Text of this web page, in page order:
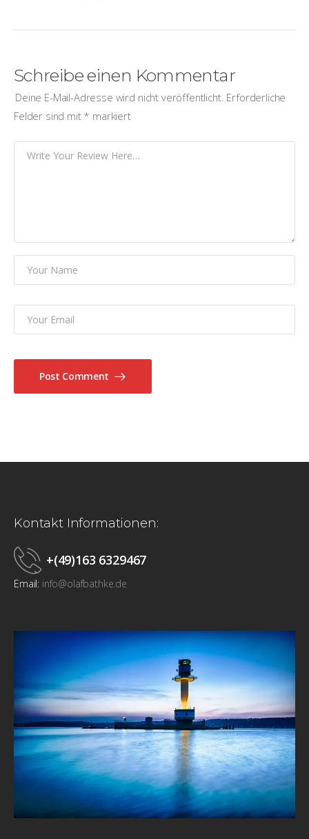
Schreibe einen Kommentar
Deine E-Mail-Adresse wird nicht veröffentlicht. Erforderliche
Felder sind mit * markiert
Post Comment
Kontakt Informationen:
+(49)163 6329467
Email: info@olafbathke.de